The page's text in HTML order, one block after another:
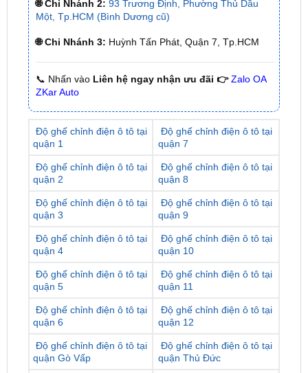
🌐 Chi Nhánh 3: Huỳnh Tấn Phát, Quận 7, Tp.HCM
📞 Nhấn vàoLiên hệ ngay nhận ưu đãi 👉 Zalo OA
Độ ghế chỉnh điện ô tô tại
Độ ghế chỉnh điện ô tô tại
quận 2
Độ ghế chỉnh điện ô tô tại
quận 8
Độ ghế chỉnh điện ô tô tại
quận 3
Độ ghế chỉnh điện ô tô tại
quận 9
Độ ghế chỉnh điện ô tô tại
quận 4
Độ ghế chỉnh điện ô tô tại
quận 10
Độ ghế chỉnh điện ô tô tại
quận 5
Độ ghế chỉnh điện ô tô tại
quận 11
Độ ghế chỉnh điện ô tô tại
quận 6
Độ ghế chỉnh điện ô tô tại
quận 12
Độ ghế chỉnh điện ô tô tại
quận Gò Vấp
Độ ghế chỉnh điện ô tô tại
quận Thủ Đức
Độ ghế chỉnh điện ô tô tại
quận Tân Bình
Độ ghế chỉnh điện ô tô tại
quận Bình Tân